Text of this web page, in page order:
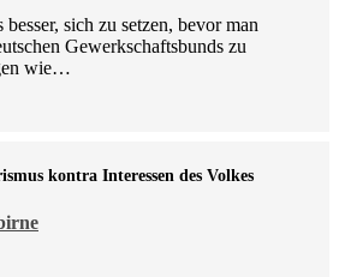
sich zu setzen, bevor man
Gewerkschaftsbunds zu
wie…
kontra Inte­ressen des Volkes